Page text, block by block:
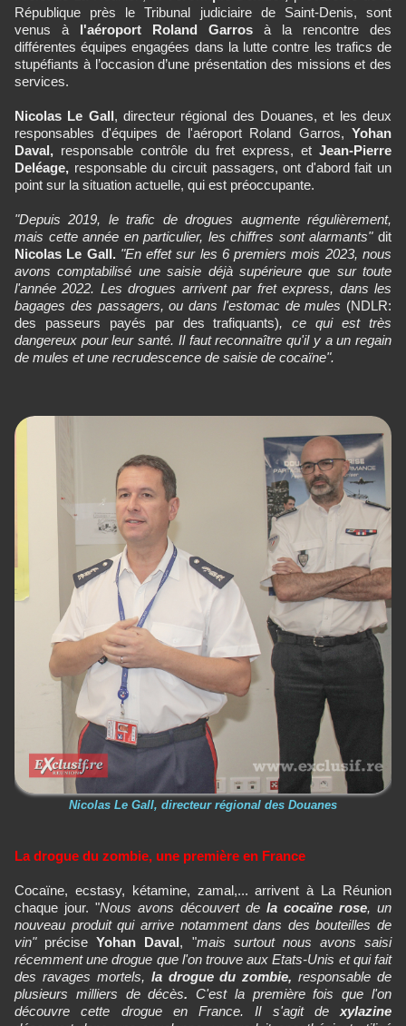
République près le Tribunal judiciaire de Saint-Denis, sont
venus à l'aéroport Roland Garros à la rencontre des
différentes équipes engagées dans la lutte contre les trafics de
stupéfiants à l’occasion d’une présentation des missions et des
services.
Nicolas Le Gall, directeur régional des Douanes, et les deux
responsables d'équipes de l'aéroport Roland Garros, Yohan
Daval, responsable contrôle du fret express, et Jean-Pierre
Deléage, responsable du circuit passagers, ont d'abord fait un
point sur la situation actuelle, qui est préoccupante.
"Depuis 2019, le trafic de drogues augmente régulièrement,
mais cette année en particulier, les chiffres sont alarmants"dit
Nicolas Le Gall. "En effet sur les 6 premiers mois 2023, nous
avons comptabilisé une saisie déjà supérieure que sur toute
l'année 2022. Les drogues arrivent par fret express, dans les
bagages des passagers, ou dans l'estomac de mules (NDLR:
des passeurs payés par des trafiquants), ce qui est très
dangereux pour leur santé. Il faut reconnaître qu'il y a un regain
de mules et une recrudescence de saisie de cocaïne".
Nicolas Le Gall, directeur régional des Douanes
La drogue du zombie, une première en France
Cocaïne, ecstasy, kétamine, zamal,... arrivent à La Réunion
chaque jour. "Nous avons découvert de la cocaïne rose, un
nouveau produit qui arrive notamment dans des bouteilles de
vin"préciseYohan Daval, "mais surtout nous avons saisi
récemment une drogue que l'on trouve aux Etats-Unis et qui fait
des ravages mortels, la drogue du zombie,responsable de
plusieurs milliers de décès.C'est la première fois que l'on
découvre cette drogue en France. Il s'agit de xylazine